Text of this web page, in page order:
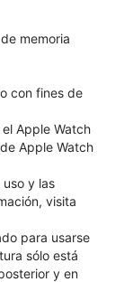
memoria
con fines de
Apple Watch
Apple Watch
y las
visita
para usarse
sólo está
y en